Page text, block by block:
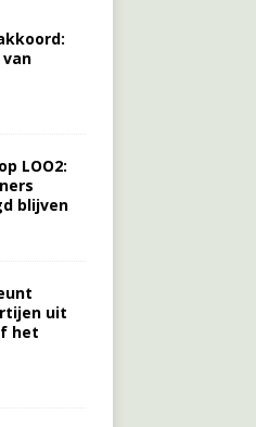
van
LOO2:
blijven
uit
het